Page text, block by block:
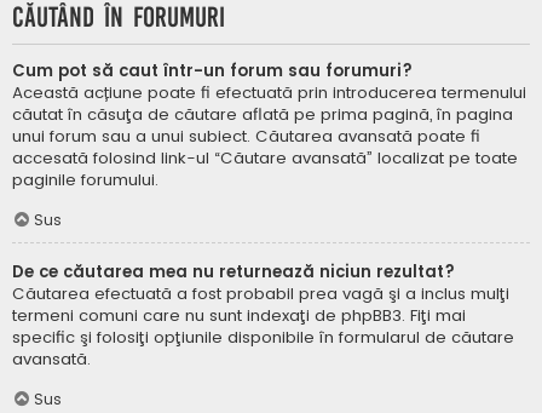
Căutând în forumuri
Cum pot să caut într-un forum sau forumuri?
Această acțiune poate fi efectuată prin introducerea termenului
căutat în căsuţa de căutare aflată pe prima pagină, în pagina
unui forum sau a unui subiect. Căutarea avansată poate fi
accesată folosind link-ul “Căutare avansată” localizat pe toate
paginile forumului.
Sus
De ce căutarea mea nu returnează niciun rezultat?
Căutarea efectuată a fost probabil prea vagă şi a inclus mulţi
termeni comuni care nu sunt indexaţi de phpBB3. Fiţi mai
specific şi folosiţi opţiunile disponibile în formularul de căutare
avansată.
Sus